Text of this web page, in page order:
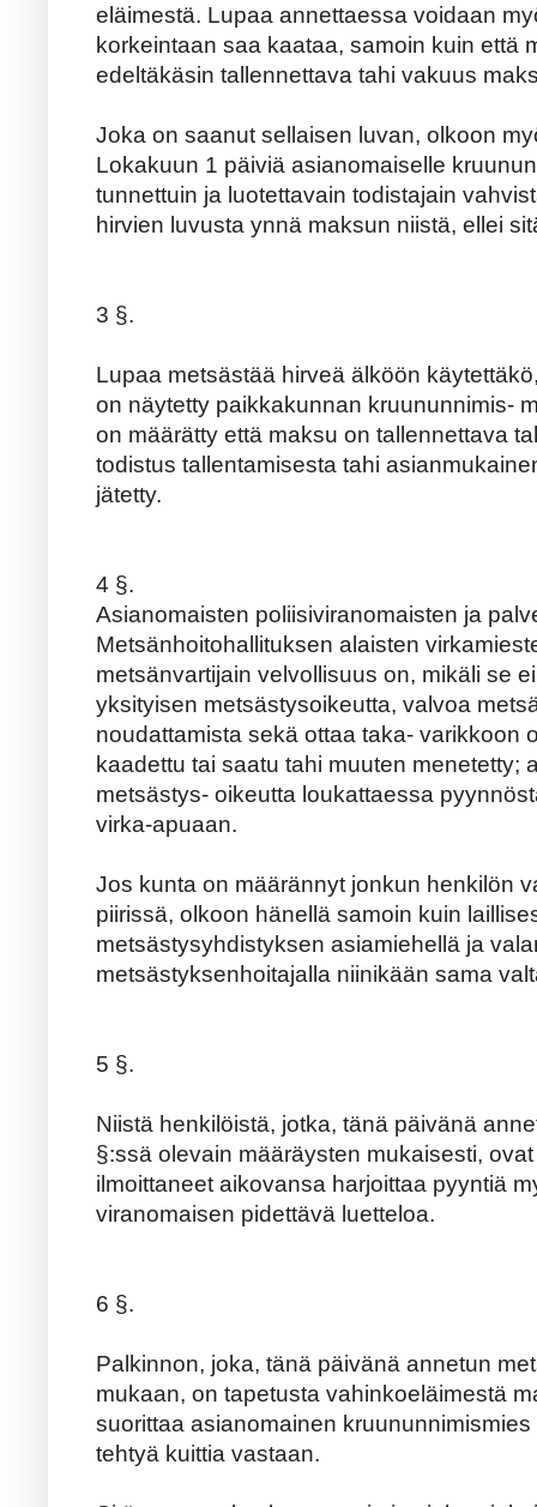
eläimestä. Lupaa annettaessa voidaan
korkeintaan saa kaataa, samoin kuin että
edeltäkäsin tallennettava tahi vakuus
Joka on saanut sellaisen luvan, olkoon
Lokakuun 1 päiviä asianomaiselle
tunnettuin ja luotettavain todistajain
hirvien luvusta ynnä maksun niistä, ellei
3 §.
Lupaa metsästää hirveä älköön
on näytetty paikkakunnan kruununnimis-
on määrätty että maksu on tallennettava
todistus tallentamisesta tahi
jätetty.
4 §.
Asianomaisten poliisiviranomaisten ja
Metsänhoitohallituksen alaisten
metsänvartijain velvollisuus on, mikäli se
yksityisen metsästysoikeutta, valvoa
noudattamista sekä ottaa taka- varikkoon
kaadettu tai saatu tahi muuten menetetty;
metsästys- oikeutta loukattaessa
virka-apuaan.
Jos kunta on määrännyt jonkun henkilön
piirissä, olkoon hänellä samoin kuin
metsästysyhdistyksen asiamiehellä ja
metsästyksenhoitajalla niinikään sama
5 §.
Niistä henkilöistä, jotka, tänä päivänä
§:ssä olevain määräysten mukaisesti,
ilmoittaneet aikovansa harjoittaa pyyntiä
viranomaisen pidettävä luetteloa.
6 §.
Palkinnon, joka, tänä päivänä annetun
mukaan, on tapetusta vahinkoeläimestä
suorittaa asianomainen
tehtyä kuittia vastaan.